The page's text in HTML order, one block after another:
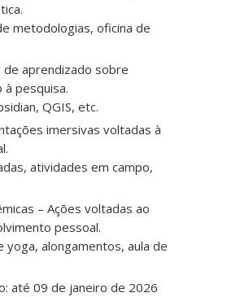
metodologias, oficina de
de aprendizado sobre
pesquisa.
QGIS, etc.
imersivas voltadas à
atividades em campo,
– Ações voltadas ao
pessoal.
yoga, alongamentos, aula de
até 09 de janeiro de 2026